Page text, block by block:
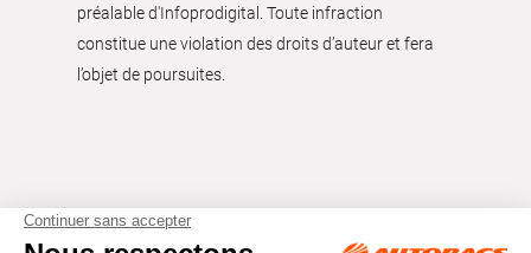
préalable d'Infoprodigital. Toute infraction
constitue une violation des droits d’auteur et fera
l’objet de poursuites.